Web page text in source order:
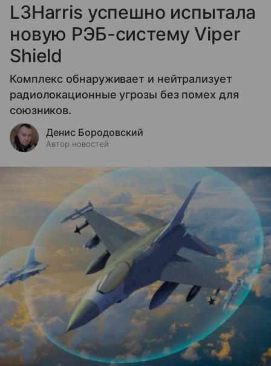
L3Harris успешно испытала
новую РЭБ-систему Viper
Shield
Комплекс обнаруживает и нейтрализует
радиолокационные угрозы без помех для
союзников.
Денис Бородовский
Автор новостей